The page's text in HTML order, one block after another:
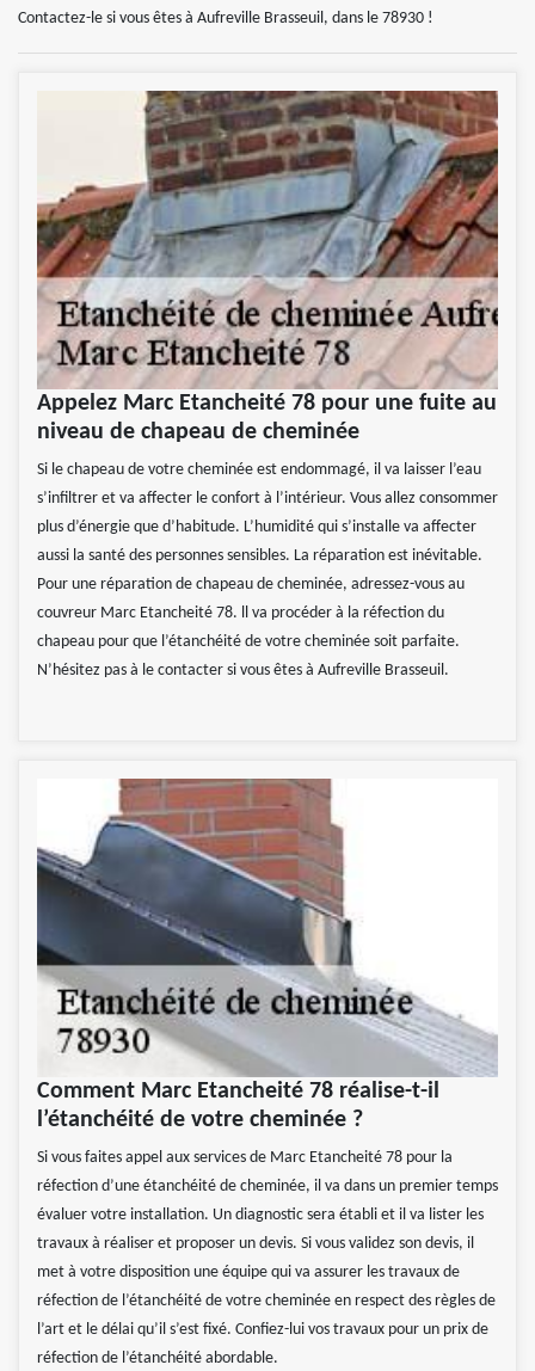
Contactez-le si vous êtes à Aufreville Brasseuil, dans le 78930 !
Appelez Marc Etancheité 78 pour une fuite au
niveau de chapeau de cheminée
Si le chapeau de votre cheminée est endommagé, il va laisser l’eau
s’infiltrer et va affecter le confort à l’intérieur. Vous allez consommer
plus d’énergie que d’habitude. L’humidité qui s’installe va affecter
aussi la santé des personnes sensibles. La réparation est inévitable.
Pour une réparation de chapeau de cheminée, adressez-vous au
couvreur Marc Etancheité 78. ll va procéder à la réfection du
chapeau pour que l’étanchéité de votre cheminée soit parfaite.
N’hésitez pas à le contacter si vous êtes à Aufreville Brasseuil.
Comment Marc Etancheité 78 réalise-t-il
l’étanchéité de votre cheminée ?
Si vous faites appel aux services de Marc Etancheité 78 pour la
réfection d’une étanchéité de cheminée, il va dans un premier temps
évaluer votre installation. Un diagnostic sera établi et il va lister les
travaux à réaliser et proposer un devis. Si vous validez son devis, il
met à votre disposition une équipe qui va assurer les travaux de
réfection de l’étanchéité de votre cheminée en respect des règles de
l’art et le délai qu’il s’est fixé. Confiez-lui vos travaux pour un prix de
réfection de l’étanchéité abordable.